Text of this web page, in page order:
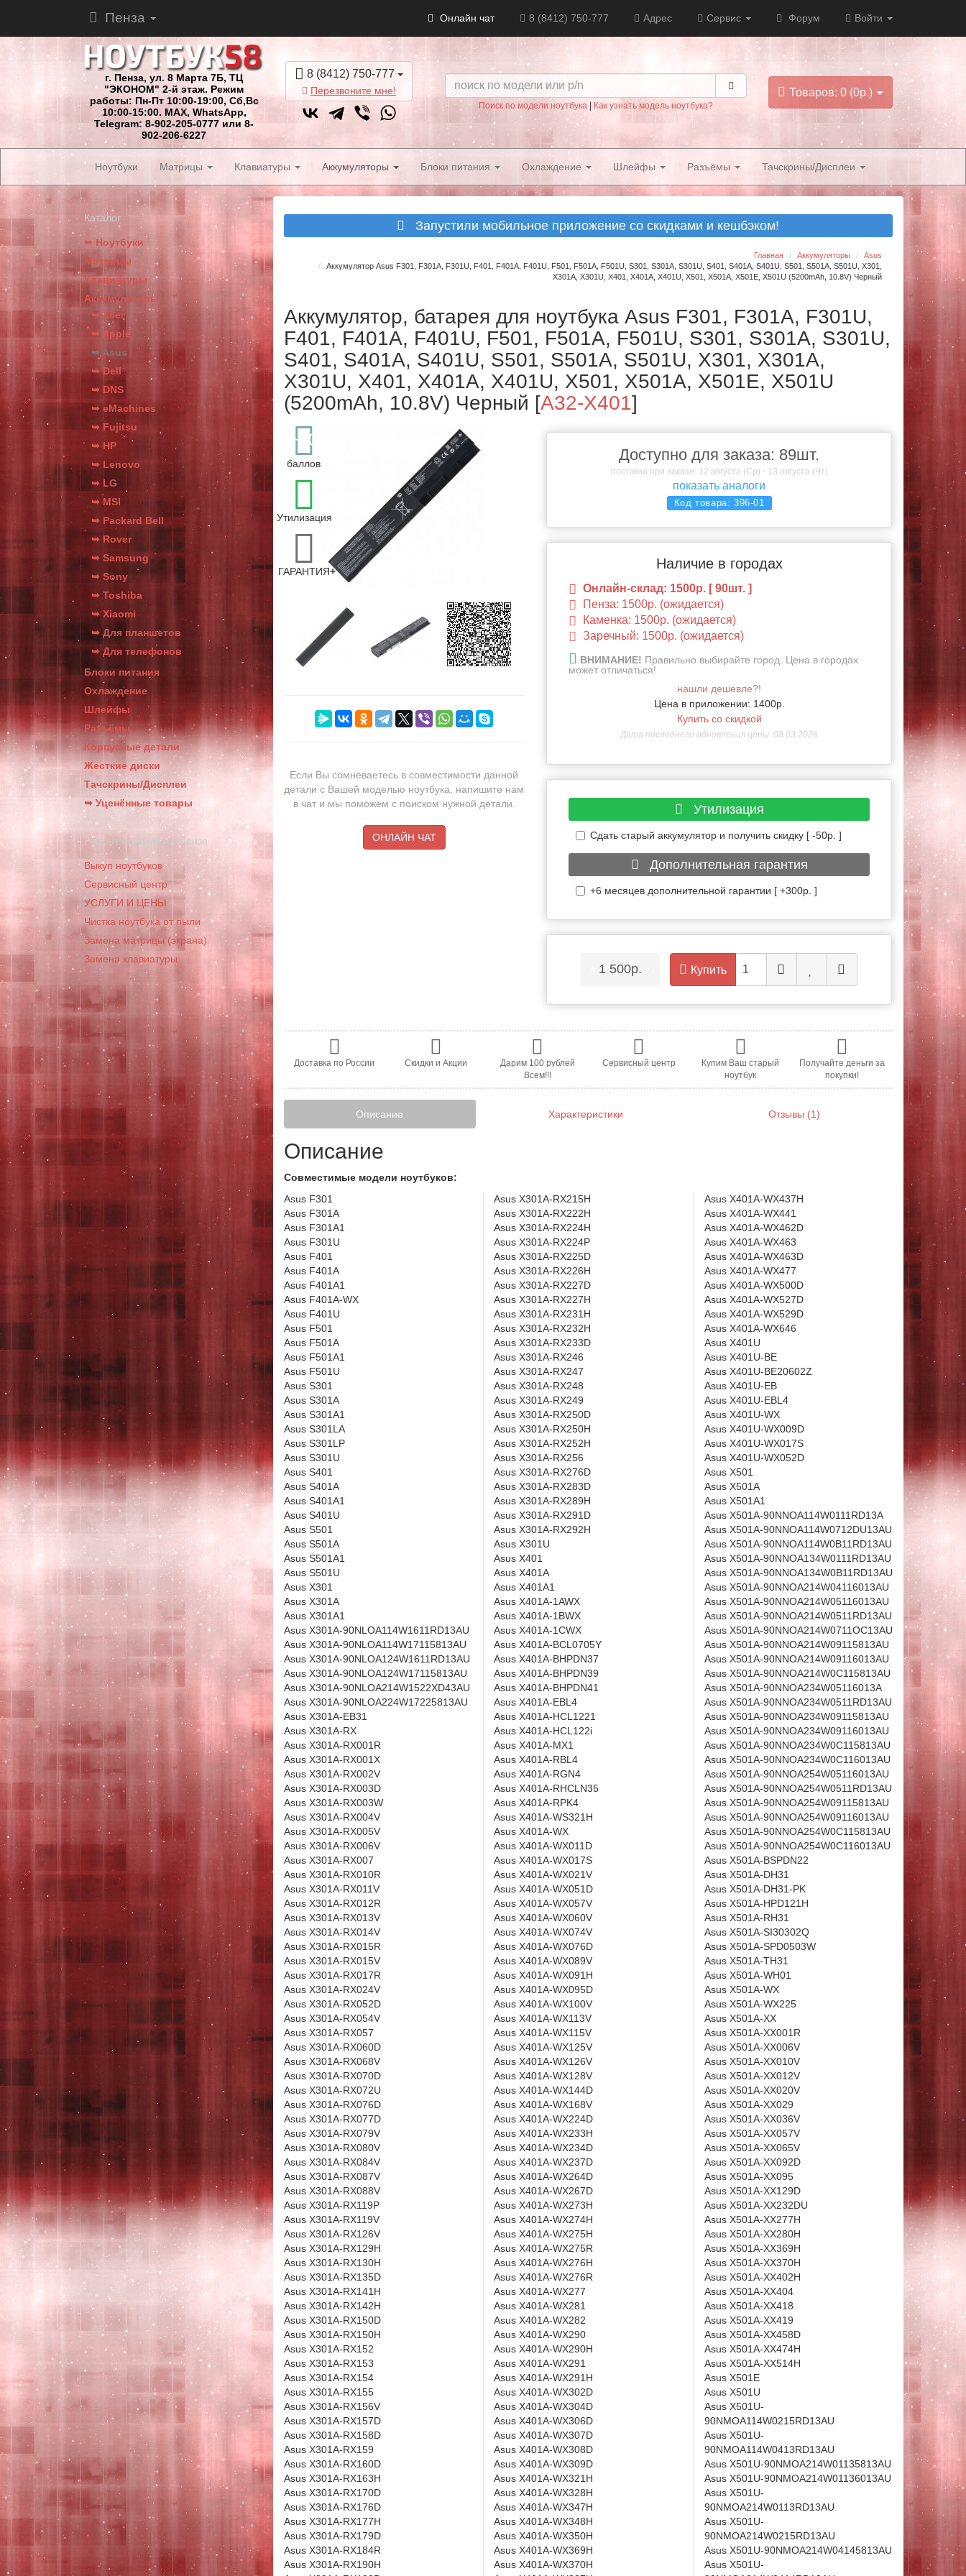
Пенза Онлайн чат 8 (8412) 750-777 Адрес Сервис Форум Войти
г. Пенза, ул. 8 Марта 7Б, ТЦ
"ЭКОНОМ" 2-й этаж. Режим
работы: Пн-Пт 10:00-19:00, Сб,Вс
10:00-15:00. MAX, WhatsApp,
Telegram: 8-902-205-0777 или 8-
902-206-6227
8 (8412) 750-777
Перезвоните мне!
Поиск по модели ноутбука Как узнать модель ноутбука?
Товаров: 0 (0р.)
Ноутбуки Матрицы Клавиатуры Аккумуляторы Блоки питания Охлаждение Шлейфы Разъёмы Тачскрины/Дисплеи
Каталог
➥ Ноутбуки
Матрицы
Клавиатуры
Аккумуляторы
➥ Acer
➥ Apple
➥ Asus
➥ Dell
➥ DNS
➥ eMachines
➥ Fujitsu
➥ HP
➥ Lenovo
➥ LG
➥ MSI
➥ Packard Bell
➥ Rover
➥ Samsung
➥ Sony
➥ Toshiba
➥ Xiaomi
➥ Для планшетов
➥ Для телефонов
Блоки питания
Охлаждение
Шлейфы
Разъёмы
Корпусные детали
Жесткие диски
Тачскрины/Дисплеи
➥ Уценённые товары
Ремонт ноутбуков в Пензе
Выкуп ноутбуков
Сервисный центр
УСЛУГИ И ЦЕНЫ
Чистка ноутбука от пыли
Замена матрицы (экрана)
Замена клавиатуры
Запустили мобильное приложение со скидками и кешбэком!
Главная Аккумуляторы
Asus
Аккумулятор Asus F301, F301A, F301U, F401, F401A, F401U, F501, F501A, F501U, S301, S301A, S301U, S401, S401A, S401U, S501, S501A, S501U, X301,
X301A, X301U, X401, X401A, X401U, X501, X501A, X501E, X501U (5200mAh, 10.8V) Черный
Аккумулятор, батарея для ноутбука Asus F301, F301A, F301U,
F401, F401A, F401U, F501, F501A, F501U, S301, S301A, S301U,
S401, S401A, S401U, S501, S501A, S501U, X301, X301A,
X301U, X401, X401A, X401U, X501, X501A, X501E, X501U
(5200mAh, 10.8V) Черный [A32-X401]
+30
баллов
Утилизация
ГАРАНТИЯ+
Если Вы сомневаетесь в совместимости данной
детали с Вашей моделью ноутбука, напишите нам
в чат и мы поможем с поиском нужной детали.
ОНЛАЙН ЧАТ
Доступно для заказа: 89шт.
поставка при заказе: 12 августа (Ср) - 13 августа (Чт)
показать аналоги
Код товара: 396-01
Наличие в городах
Онлайн-склад: 1500р. [ 90шт. ]
Пенза: 1500р. (ожидается)
Каменка: 1500р. (ожидается)
Заречный: 1500р. (ожидается)
ВНИМАНИЕ! Правильно выбирайте город. Цена в городах
может отличаться!
нашли дешевле?!
Цена в приложении: 1400р.
Купить со скидкой
Дата последнего обновления цены: 08.03.2026
Утилизация
Сдать старый аккумулятор и получить скидку [ -50р. ]
Дополнительная гарантия
+6 месяцев дополнительной гарантии [ +300р. ]
1 500р. Купить
Доставка по России Скидки и Акции
Дарим 100 рублей
Всем!!!
Сервисный центр
Купим Ваш старый
ноутбук
Получайте деньги за
покупки!
Описание Характеристики Отзывы (1)
Описание
Совместимые модели ноутбуков:
Asus F301
Asus F301A
Asus F301A1
Asus F301U
Asus F401
Asus F401A
Asus F401A1
Asus F401A-WX
Asus F401U
Asus F501
Asus F501A
Asus F501A1
Asus F501U
Asus S301
Asus S301A
Asus S301A1
Asus S301LA
Asus S301LP
Asus S301U
Asus S401
Asus S401A
Asus S401A1
Asus S401U
Asus S501
Asus S501A
Asus S501A1
Asus S501U
Asus X301
Asus X301A
Asus X301A1
Asus X301A-90NLOA114W1611RD13AU
Asus X301A-90NLOA114W17115813AU
Asus X301A-90NLOA124W1611RD13AU
Asus X301A-90NLOA124W17115813AU
Asus X301A-90NLOA214W1522XD43AU
Asus X301A-90NLOA224W17225813AU
Asus X301A-EB31
Asus X301A-RX
Asus X301A-RX001R
Asus X301A-RX001X
Asus X301A-RX002V
Asus X301A-RX003D
Asus X301A-RX003W
Asus X301A-RX004V
Asus X301A-RX005V
Asus X301A-RX006V
Asus X301A-RX007
Asus X301A-RX010R
Asus X301A-RX011V
Asus X301A-RX012R
Asus X301A-RX013V
Asus X301A-RX014V
Asus X301A-RX015R
Asus X301A-RX015V
Asus X301A-RX017R
Asus X301A-RX024V
Asus X301A-RX052D
Asus X301A-RX054V
Asus X301A-RX057
Asus X301A-RX060D
Asus X301A-RX068V
Asus X301A-RX070D
Asus X301A-RX072U
Asus X301A-RX076D
Asus X301A-RX077D
Asus X301A-RX079V
Asus X301A-RX080V
Asus X301A-RX084V
Asus X301A-RX087V
Asus X301A-RX088V
Asus X301A-RX119P
Asus X301A-RX119V
Asus X301A-RX126V
Asus X301A-RX129H
Asus X301A-RX130H
Asus X301A-RX135D
Asus X301A-RX141H
Asus X301A-RX142H
Asus X301A-RX150D
Asus X301A-RX150H
Asus X301A-RX152
Asus X301A-RX153
Asus X301A-RX154
Asus X301A-RX155
Asus X301A-RX156V
Asus X301A-RX157D
Asus X301A-RX158D
Asus X301A-RX159
Asus X301A-RX160D
Asus X301A-RX163H
Asus X301A-RX170D
Asus X301A-RX176D
Asus X301A-RX177H
Asus X301A-RX179D
Asus X301A-RX184R
Asus X301A-RX190H
Asus X301A-RX215H
Asus X301A-RX222H
Asus X301A-RX224H
Asus X301A-RX224P
Asus X301A-RX225D
Asus X301A-RX226H
Asus X301A-RX227D
Asus X301A-RX227H
Asus X301A-RX231H
Asus X301A-RX232H
Asus X301A-RX233D
Asus X301A-RX246
Asus X301A-RX247
Asus X301A-RX248
Asus X301A-RX249
Asus X301A-RX250D
Asus X301A-RX250H
Asus X301A-RX252H
Asus X301A-RX256
Asus X301A-RX276D
Asus X301A-RX283D
Asus X301A-RX289H
Asus X301A-RX291D
Asus X301A-RX292H
Asus X301U
Asus X401
Asus X401A
Asus X401A1
Asus X401A-1AWX
Asus X401A-1BWX
Asus X401A-1CWX
Asus X401A-BCL0705Y
Asus X401A-BHPDN37
Asus X401A-BHPDN39
Asus X401A-BHPDN41
Asus X401A-EBL4
Asus X401A-HCL1221
Asus X401A-HCL122i
Asus X401A-MX1
Asus X401A-RBL4
Asus X401A-RGN4
Asus X401A-RHCLN35
Asus X401A-RPK4
Asus X401A-WS321H
Asus X401A-WX
Asus X401A-WX011D
Asus X401A-WX017S
Asus X401A-WX021V
Asus X401A-WX051D
Asus X401A-WX057V
Asus X401A-WX060V
Asus X401A-WX074V
Asus X401A-WX076D
Asus X401A-WX089V
Asus X401A-WX091H
Asus X401A-WX095D
Asus X401A-WX100V
Asus X401A-WX113V
Asus X401A-WX115V
Asus X401A-WX125V
Asus X401A-WX126V
Asus X401A-WX128V
Asus X401A-WX144D
Asus X401A-WX168V
Asus X401A-WX224D
Asus X401A-WX233H
Asus X401A-WX234D
Asus X401A-WX237D
Asus X401A-WX264D
Asus X401A-WX267D
Asus X401A-WX273H
Asus X401A-WX274H
Asus X401A-WX275H
Asus X401A-WX275R
Asus X401A-WX276H
Asus X401A-WX276R
Asus X401A-WX277
Asus X401A-WX281
Asus X401A-WX282
Asus X401A-WX290
Asus X401A-WX290H
Asus X401A-WX291
Asus X401A-WX291H
Asus X401A-WX302D
Asus X401A-WX304D
Asus X401A-WX306D
Asus X401A-WX307D
Asus X401A-WX308D
Asus X401A-WX309D
Asus X401A-WX321H
Asus X401A-WX328H
Asus X401A-WX347H
Asus X401A-WX348H
Asus X401A-WX350H
Asus X401A-WX369H
Asus X401A-WX370H
Asus X401A-WX437H
Asus X401A-WX441
Asus X401A-WX462D
Asus X401A-WX463
Asus X401A-WX463D
Asus X401A-WX477
Asus X401A-WX500D
Asus X401A-WX527D
Asus X401A-WX529D
Asus X401A-WX646
Asus X401U
Asus X401U-BE
Asus X401U-BE20602Z
Asus X401U-EB
Asus X401U-EBL4
Asus X401U-WX
Asus X401U-WX009D
Asus X401U-WX017S
Asus X401U-WX052D
Asus X501
Asus X501A
Asus X501A1
Asus X501A-90NNOA114W0111RD13A
Asus X501A-90NNOA114W0712DU13AU
Asus X501A-90NNOA114W0B11RD13AU
Asus X501A-90NNOA134W0111RD13AU
Asus X501A-90NNOA134W0B11RD13AU
Asus X501A-90NNOA214W04116013AU
Asus X501A-90NNOA214W05116013AU
Asus X501A-90NNOA214W0511RD13AU
Asus X501A-90NNOA214W0711OC13AU
Asus X501A-90NNOA214W09115813AU
Asus X501A-90NNOA214W09116013AU
Asus X501A-90NNOA214W0C115813AU
Asus X501A-90NNOA234W05116013A
Asus X501A-90NNOA234W0511RD13AU
Asus X501A-90NNOA234W09115813AU
Asus X501A-90NNOA234W09116013AU
Asus X501A-90NNOA234W0C115813AU
Asus X501A-90NNOA234W0C116013AU
Asus X501A-90NNOA254W05116013AU
Asus X501A-90NNOA254W0511RD13AU
Asus X501A-90NNOA254W09115813AU
Asus X501A-90NNOA254W09116013AU
Asus X501A-90NNOA254W0C115813AU
Asus X501A-90NNOA254W0C116013AU
Asus X501A-BSPDN22
Asus X501A-DH31
Asus X501A-DH31-PK
Asus X501A-HPD121H
Asus X501A-RH31
Asus X501A-SI30302Q
Asus X501A-SPD0503W
Asus X501A-TH31
Asus X501A-WH01
Asus X501A-WX
Asus X501A-WX225
Asus X501A-XX
Asus X501A-XX001R
Asus X501A-XX006V
Asus X501A-XX010V
Asus X501A-XX012V
Asus X501A-XX020V
Asus X501A-XX029
Asus X501A-XX036V
Asus X501A-XX057V
Asus X501A-XX065V
Asus X501A-XX092D
Asus X501A-XX095
Asus X501A-XX129D
Asus X501A-XX232DU
Asus X501A-XX277H
Asus X501A-XX280H
Asus X501A-XX369H
Asus X501A-XX370H
Asus X501A-XX402H
Asus X501A-XX404
Asus X501A-XX418
Asus X501A-XX419
Asus X501A-XX458D
Asus X501A-XX474H
Asus X501A-XX514H
Asus X501E
Asus X501U
Asus X501U-
90NMOA114W0215RD13AU
Asus X501U-
90NMOA114W0413RD13AU
Asus X501U-90NMOA214W01135813AU
Asus X501U-90NMOA214W01136013AU
Asus X501U-
90NMOA214W0113RD13AU
Asus X501U-
90NMOA214W0215RD13AU
Asus X501U-90NMOA214W04145813AU
Asus X501U-